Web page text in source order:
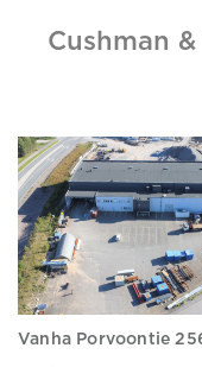
Cushman
Vanha Porvoontie